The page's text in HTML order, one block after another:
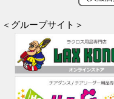
＜グループサイト＞